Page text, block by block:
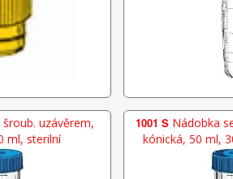
uzávěrem,
ml, sterilní
1001 SNádobka
kónická, 50 ml,